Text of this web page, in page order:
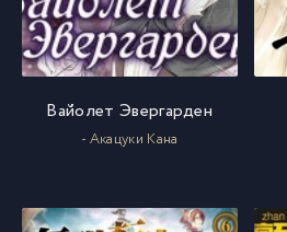
17 043 глава
044 глава
Вайолет Эвергарден
- Акацуки Кана